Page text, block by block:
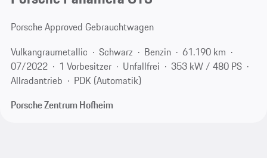
Porsche Approved Gebrauchtwagen
Vulkangraumetallic
Schwarz Benzin
61.190 km
07/2022
1 Vorbesitzer Unfallfrei
353 kW / 480 PS
Allradantrieb
PDK (Automatik)
Porsche Zentrum Hofheim